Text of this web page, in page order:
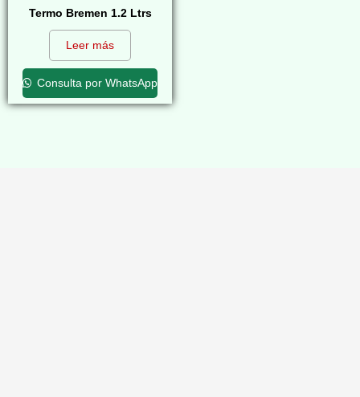
Termo Bremen 1.2 Ltrs
Leer más
Consulta por WhatsApp